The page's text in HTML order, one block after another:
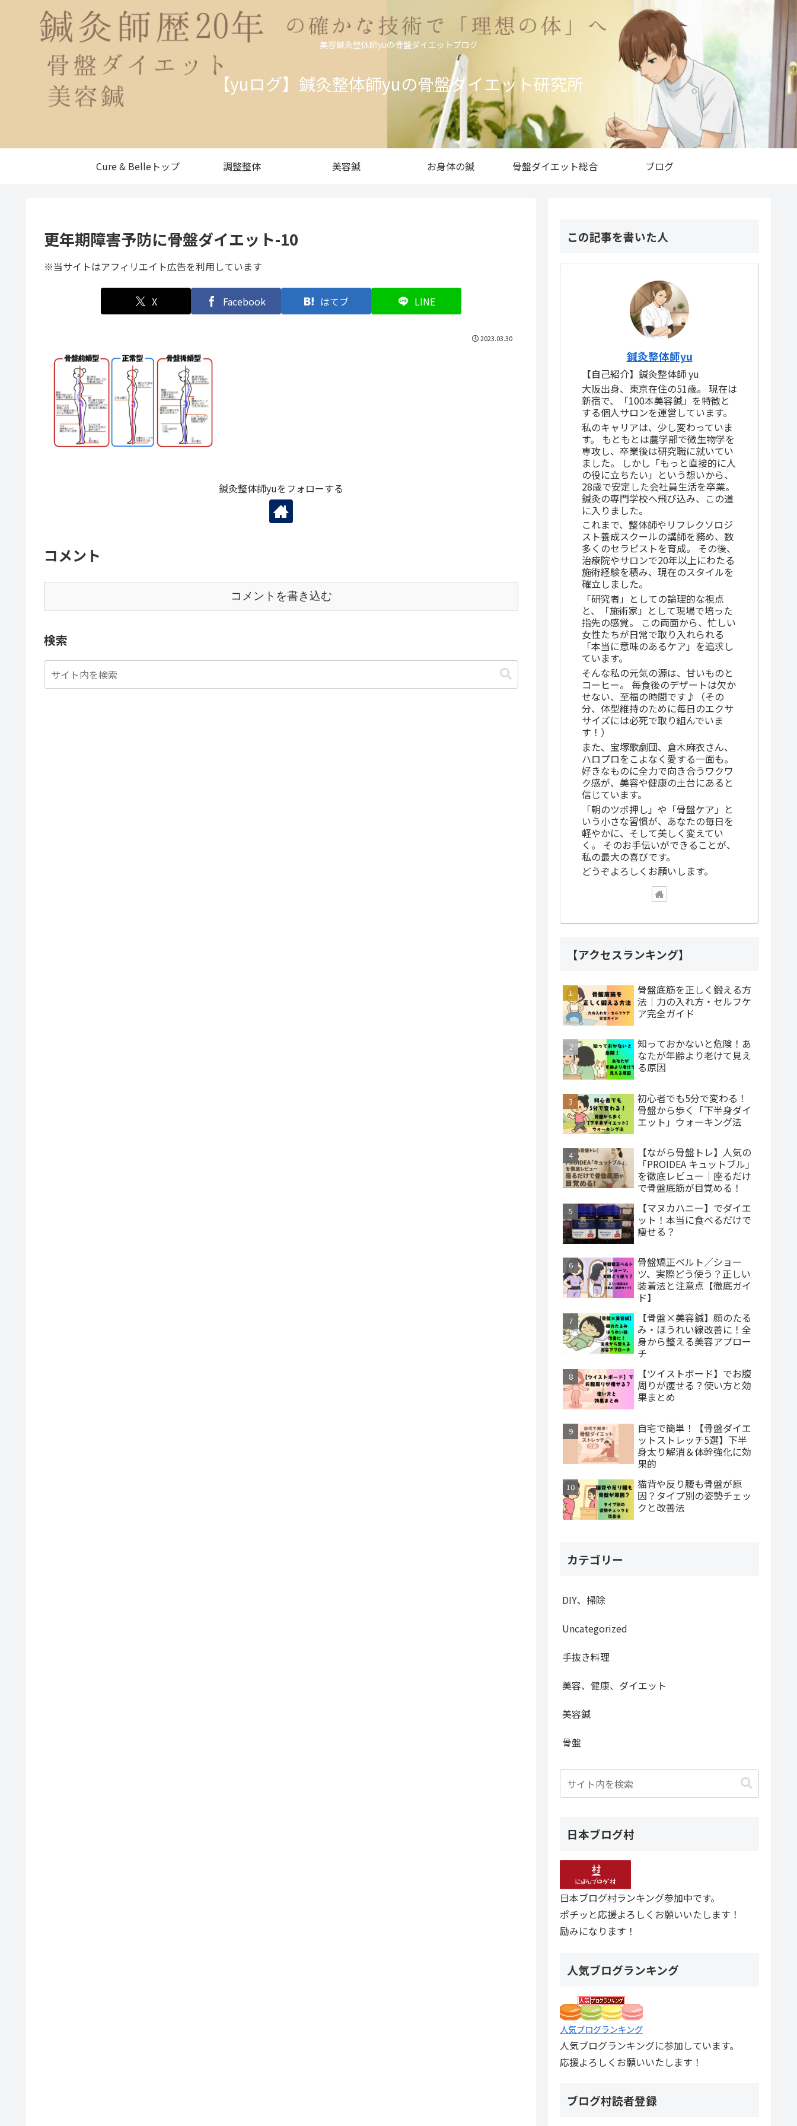
美容鍼灸整体師yuの骨盤ダイエットブログ
【yuログ】鍼灸整体師yuの骨盤ダイエット研究所
Cure & Belleトップ 調整整体 美容鍼 お身体の鍼 骨盤ダイエット総合 ブログ
更年期障害予防に骨盤ダイエット-10
※当サイトはアフィリエイト広告を利用しています
X Facebook はてブ LINE
2023.03.30
鍼灸整体師yuをフォローする
コメント
コメントを書き込む
検索
この記事を書いた人
鍼灸整体師yu
【自己紹介】鍼灸整体師 yu
大阪出身、東京在住の51歳。 現在は
新宿で、「100本美容鍼」を特徴と
する個人サロンを運営しています。
私のキャリアは、少し変わっていま
す。 もともとは農学部で微生物学を
専攻し、卒業後は研究職に就いてい
ました。 しかし「もっと直接的に人
の役に立ちたい」という想いから、
28歳で安定した会社員生活を卒業。
鍼灸の専門学校へ飛び込み、この道
に入りました。
これまで、整体師やリフレクソロジ
スト養成スクールの講師を務め、数
多くのセラピストを育成。 その後、
治療院やサロンで20年以上にわたる
施術経験を積み、現在のスタイルを
確立しました。
「研究者」としての論理的な視点
と、「施術家」として現場で培った
指先の感覚。 この両面から、忙しい
女性たちが日常で取り入れられる
「本当に意味のあるケア」を追求し
ています。
そんな私の元気の源は、甘いものと
コーヒー。 毎食後のデザートは欠か
せない、至福の時間です♪（その
分、体型維持のために毎日のエクサ
サイズには必死で取り組んでいま
す！）
また、宝塚歌劇団、倉木麻衣さん、
ハロプロをこよなく愛する一面も。
好きなものに全力で向き合うワクワ
ク感が、美容や健康の土台にあると
信じています。
「朝のツボ押し」や「骨盤ケア」と
いう小さな習慣が、あなたの毎日を
軽やかに、そして美しく変えてい
く。 そのお手伝いができることが、
私の最大の喜びです。
どうぞよろしくお願いします。
【アクセスランキング】
骨盤底筋を正しく鍛える方
法｜力の入れ方・セルフケ
ア完全ガイド
知っておかないと危険！あ
なたが年齢より老けて見え
る原因
初心者でも5分で変わる！
骨盤から歩く「下半身ダイ
エット」ウォーキング法
【ながら骨盤トレ】人気の
「PROIDEA キュットブル」
を徹底レビュー｜座るだけ
で骨盤底筋が目覚める！
【マヌカハニー】でダイエ
ット！本当に食べるだけで
痩せる？
骨盤矯正ベルト／ショー
ツ、実際どう使う？正しい
装着法と注意点【徹底ガイ
ド】
【骨盤×美容鍼】顔のたる
み・ほうれい線改善に！全
身から整える美容アプロー
チ
【ツイストボード】でお腹
周りが痩せる？使い方と効
果まとめ
自宅で簡単！【骨盤ダイエ
ットストレッチ5選】下半
身太り解消＆体幹強化に効
果的
猫背や反り腰も骨盤が原
因？タイプ別の姿勢チェッ
クと改善法
カテゴリー
DIY、掃除
Uncategorized
手抜き料理
美容、健康、ダイエット
美容鍼
骨盤
日本ブログ村
日本ブログ村ランキング参加中です。
ポチッと応援よろしくお願いいたします！
励みになります！
人気ブログランキング
人気ブログランキング
人気ブログランキングに参加しています。
応援よろしくお願いいたします！
ブログ村読者登録